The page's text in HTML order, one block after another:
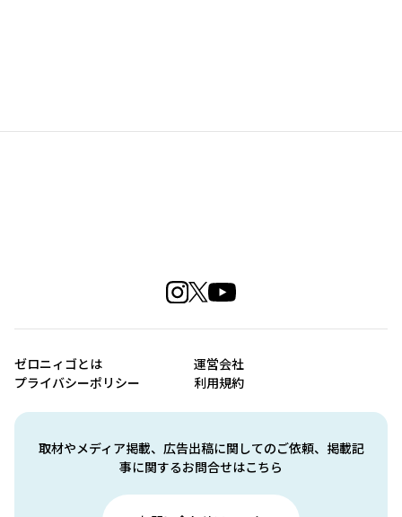
取材やメディア掲載、広告出稿に関してのご依頼、掲載記
事に関するお問合せはこちら
ゼロニィゴとは
運営会社
プライバシーポリシー
利用規約